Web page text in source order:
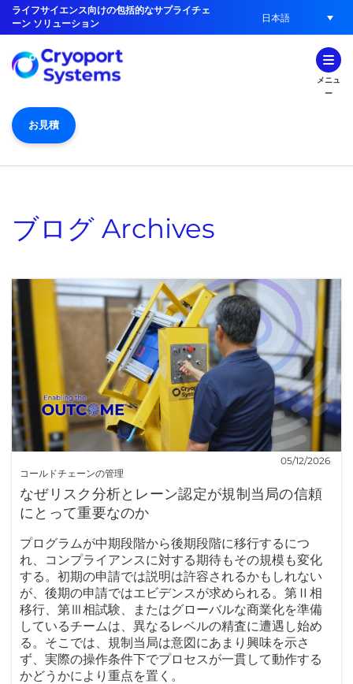
ライフサイエンス向けの包括的なサプライチェ
ーン ソリューション
日本語
メニュ
ー
お見積
ブログ Archives
コールドチェーンの管理
05/12/2026
なぜリスク分析とレーン認定が規制当局の信頼
にとって重要なのか
プログラムが中期段階から後期段階に移行するにつ
れ、コンプライアンスに対する期待もその規模も変化
する。初期の申請では説明は許容されるかもしれない
が、後期の申請ではエビデンスが求められる。第Ⅱ相
移行、第Ⅲ相試験、またはグローバルな商業化を準備
しているチームは、異なるレベルの精査に遭遇し始め
る。そこでは、規制当局は意図にあまり興味を示さ
ず、実際の操作条件下でプロセスが一貫して動作する
かどうかにより重点を置く。